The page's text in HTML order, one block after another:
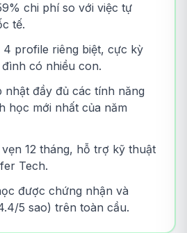
chi phí so với việc tự
tế.
profile riêng biệt, cực kỳ
có nhiều con.
nhật đầy đủ các tính năng
học mới nhất của năm
12 tháng, hỗ trợ kỹ thuật
Tech.
được chứng nhận và
5 sao) trên toàn cầu.